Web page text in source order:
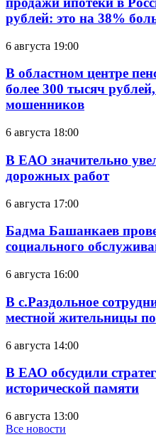
рублей: это на 38%
6 августа 19:00
В областном центре
более 300 тысяч
мошенников
6 августа 18:00
В ЕАО значительно
дорожных работ
6 августа 17:00
Бадма Башанкаев
социального
6 августа 16:00
В с.Раздольное
местной жительницы
6 августа 14:00
В ЕАО обсудили
исторической памяти
6 августа 13:00
Все новости